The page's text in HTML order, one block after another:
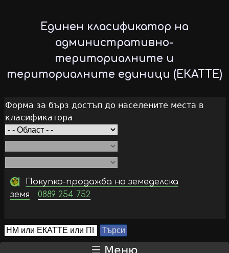
to
main
content
Единен класификатор на
административно-
териториалните и
териториалните единици (ЕКАТТЕ)
Форма за бърз достъп до населените места в
класификатора
Покупко-продажба на земеделска
земя
0889 254 752
S
Т
ъ
Меню